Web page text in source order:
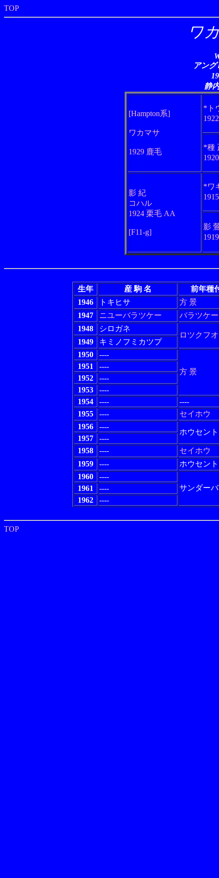
TOP
ワ
アング
静
[Hampton系]
ワカマサ
1929 鹿毛
*ト
*種
影 紀
コハル
1924 栗毛 AA
[F11-g]
*ワ
影
生年 産 駒 名
前年種
1946
トキヒサ
方 景
1947
ニユーバラツケー
バラツケー
1948
シロガネ
ロツクフ
1949
キミノフミカツプ
1950
----
方 景
1951
----
1952
----
1953
----
1954
----
----
1955
----
セイホウ
1956
----
ホウセント
1957
----
1958
----
セイホウ
1959
----
ホウセント
1960
----
サンダー
1961
----
1962
----
TOP